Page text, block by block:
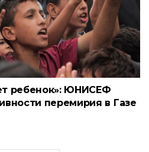
ребенок»: ЮНИСЕФ
перемирия в Газе